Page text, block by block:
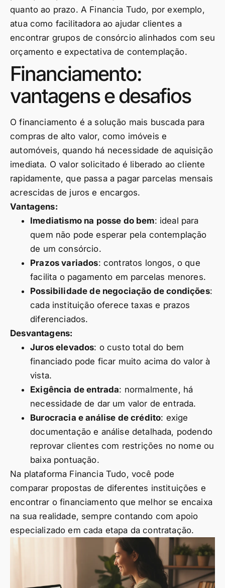
quanto ao prazo. A Financia Tudo, por exemplo,
atua como facilitadora ao ajudar clientes a
encontrar grupos de consórcio alinhados com seu
orçamento e expectativa de contemplação.
Financiamento:
vantagens e desafios
O financiamento é a solução mais buscada para
compras de alto valor, como imóveis e
automóveis, quando há necessidade de aquisição
imediata. O valor solicitado é liberado ao cliente
rapidamente, que passa a pagar parcelas mensais
acrescidas de juros e encargos.
Vantagens:
Imediatismo na posse do bem: ideal para
quem não pode esperar pela contemplação
de um consórcio.
Prazos variados: contratos longos, o que
facilita o pagamento em parcelas menores.
Possibilidade de negociação de condições:
cada instituição oferece taxas e prazos
diferenciados.
Desvantagens:
Juros elevados: o custo total do bem
financiado pode ficar muito acima do valor à
vista.
Exigência de entrada: normalmente, há
necessidade de dar um valor de entrada.
Burocracia e análise de crédito: exige
documentação e análise detalhada, podendo
reprovar clientes com restrições no nome ou
baixa pontuação.
Na plataforma Financia Tudo, você pode
comparar propostas de diferentes instituições e
encontrar o financiamento que melhor se encaixa
na sua realidade, sempre contando com apoio
especializado em cada etapa da contratação.